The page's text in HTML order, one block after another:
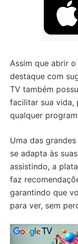
Assim que abrir
destaque com
TV também
facilitar sua vida,
qualquer
Uma das
se adapta às
assistindo, a
faz
garantindo que
para ver, sem